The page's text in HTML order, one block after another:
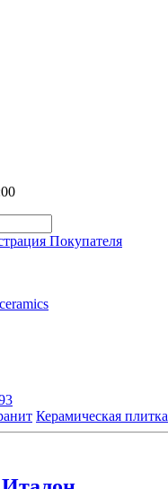
Покупателя
Керамическая плитка